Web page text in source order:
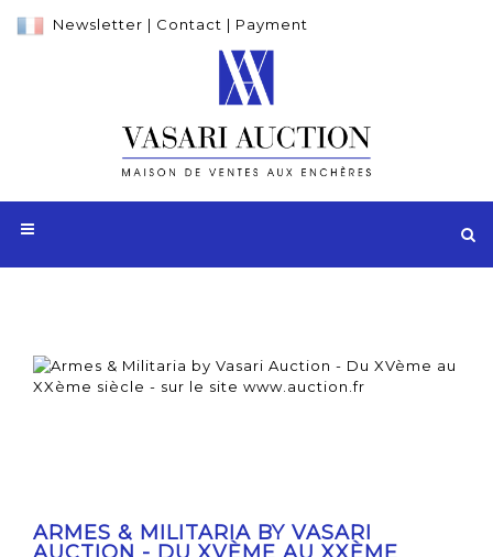
Newsletter | Contact | Payment
ARMES & MILITARIA BY VASARI